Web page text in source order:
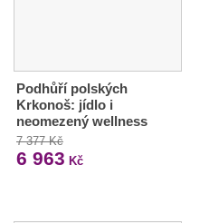
Podhůří polských
Krkonoš: jídlo i
neomezený wellness
7 377 Kč
6 963 Kč